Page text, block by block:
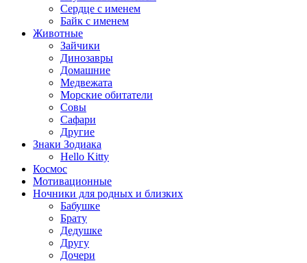
Сердце с именем
Байк с именем
Животные
Зайчики
Динозавры
Домашние
Медвежата
Морские обитатели
Совы
Сафари
Другие
Знаки Зодиака
Hello Kitty
Космос
Мотивационные
Ночники для родных и близких
Бабушке
Брату
Дедушке
Другу
Дочери